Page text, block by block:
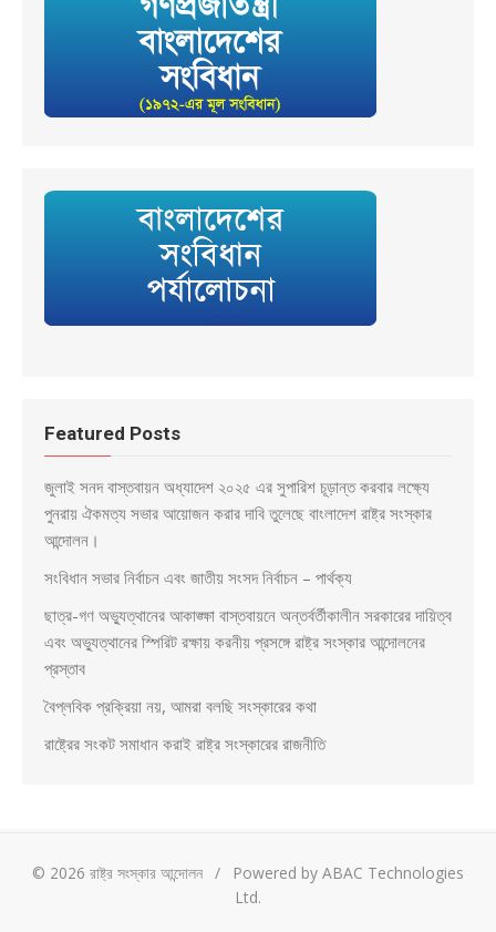
Featured Posts
জুলাই সনদ বাস্তবায়ন অধ্যাদেশ ২০২৫ এর সুপারিশ চূড়ান্ত করবার লক্ষ্যে
পুনরায় ঐকমত্য সভার আয়োজন করার দাবি তুলেছে বাংলাদেশ রাষ্ট্র সংস্কার
আন্দোলন।
সংবিধান সভার নির্বাচন এবং জাতীয় সংসদ নির্বাচন – পার্থক্য
ছাত্র-গণ অভ্যুত্থানের আকাঙ্ক্ষা বাস্তবায়নে অন্তর্বর্তীকালীন সরকারের দায়িত্ব
এবং অভ্যুত্থানের স্পিরিট রক্ষায় করনীয় প্রসঙ্গে রাষ্ট্র সংস্কার আন্দোলনের
প্রস্তাব
বৈপ্লবিক প্রক্রিয়া নয়, আমরা বলছি সংস্কারের কথা
রাষ্ট্রের সংকট সমাধান করাই রাষ্ট্র সংস্কারের রাজনীতি
© 2026 রাষ্ট্র সংস্কার আন্দোলন /
Powered by ABAC Technologies
Ltd.